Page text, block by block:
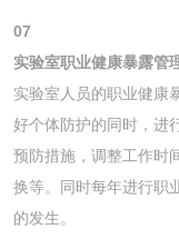
07
实验室职业健康暴露管
实验室人员的职业健康
好个体防护的同时，进
预防措施，调整工作时
换等。同时每年进行职
的发生。